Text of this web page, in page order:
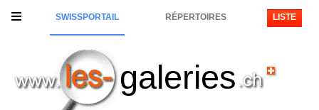
SWISSPORTAIL RÉPERTOIRES LISTE
galeries